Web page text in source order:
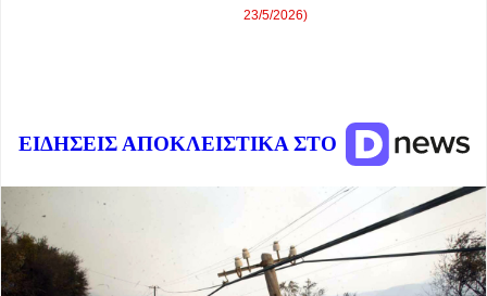
23/5/2026)
ΕΙΔΗΣΕΙΣ ΑΠΟΚΛΕΙΣΤΙΚΑ ΣΤΟ